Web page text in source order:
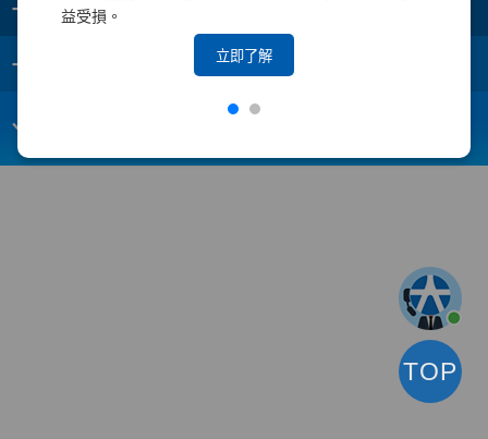
益受損。
立即了解
+ 集團成員
+
webmaster@yuanta.com
TOP